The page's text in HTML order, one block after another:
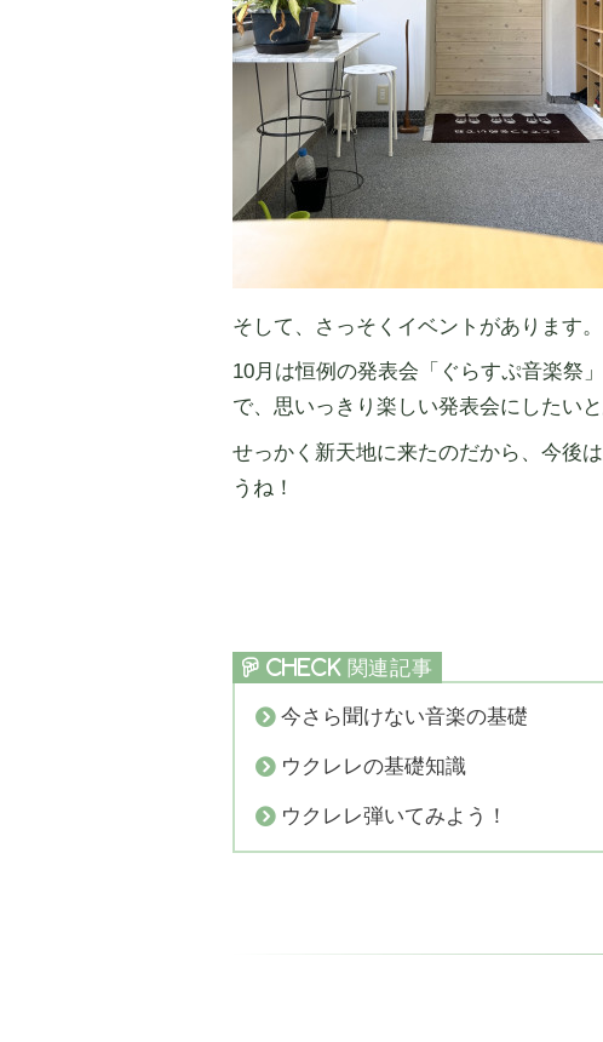
そして、さっそくイベントがあります。
10月は恒例の発表会「ぐらすぷ音楽祭
で、思いっきり楽しい発表会にしたいと
せっかく新天地に来たのだから、今後
うね！
今さら聞けない音楽の基礎
ウクレレの基礎知識
ウクレレ弾いてみよう！